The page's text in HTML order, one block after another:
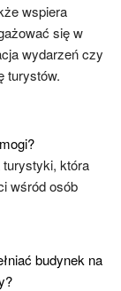
wspiera
się w
wydarzeń czy
turystów.
która
wśród osób
budynek na